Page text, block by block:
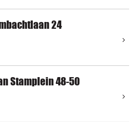
24
Stamplein 48-50